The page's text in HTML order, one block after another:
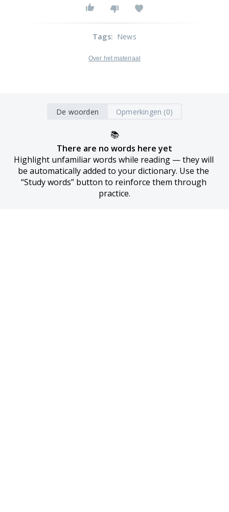
Tags: News
Over het materiaal
De woorden Opmerkingen (0)
📚
There are no words here yet
Highlight unfamiliar words while reading — they will
be automatically added to your dictionary. Use the
“Study words” button to reinforce them through
practice.